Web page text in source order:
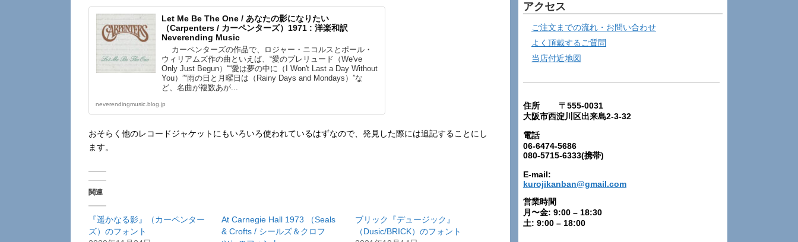
Let Me Be The One / あなたの影になりたい
（Carpenters / カーペンターズ）1971 : 洋楽和訳
Neverending Music
カーペンターズの作品で、ロジャー・ニコルスとポール・
ウィリアムズ作の曲といえば、“愛のプレリュード（We've
Only Just Begun）““愛は夢の中に（I Won't Last a Day Without
You）”“雨の日と月曜日は（Rainy Days and Mondays）”な
ど、名曲が複数あが...
neverendingmusic.blog.jp
おそらく他のレコードジャケットにもいろいろ使われているはずなので、発見した際には追記することにし
ます。
関連
『遥かなる影』（カーペンター
ズ）のフォント
At Carnegie Hall 1973 （Seals
& Crofts / シールズ＆クロフ
ブリック『デュージック』
（Dusic/BRICK）のフォント
アクセス
ご注文までの流れ・お問い合わせ
よく頂戴するご質問
当店付近地図
住所 〒555-0031
大阪市西淀川区出来島2-3-32
電話
06-6474-5686
080-5715-6333(携帯)
E-mail:
kurojikanban@gmail.com
営業時間
月〜金: 9:00 – 18:30
土: 9:00 – 18:00